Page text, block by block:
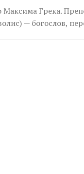
Максима Грека.
— богослов,